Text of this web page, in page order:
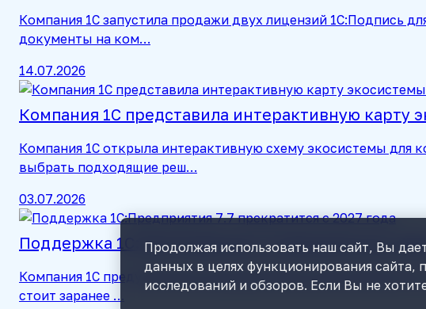
Компания 1С запустила продажи двух лицензий 1С:Подпись
документы на ком…
14.07.2026
Компания 1С представила интерактивную карту
Компания 1С открыла интерактивную схему экосистемы для
выбрать подходящие реш…
03.07.2026
Поддержка 1С:Предприятия 7.7 прекратится с
Компания 1С предупредила пользователей 1С:Предприятия
стоит заранее …
Продолжая использовать наш сайт, Вы
данных в целях функционирования сайта,
исследований и обзоров. Если Вы не